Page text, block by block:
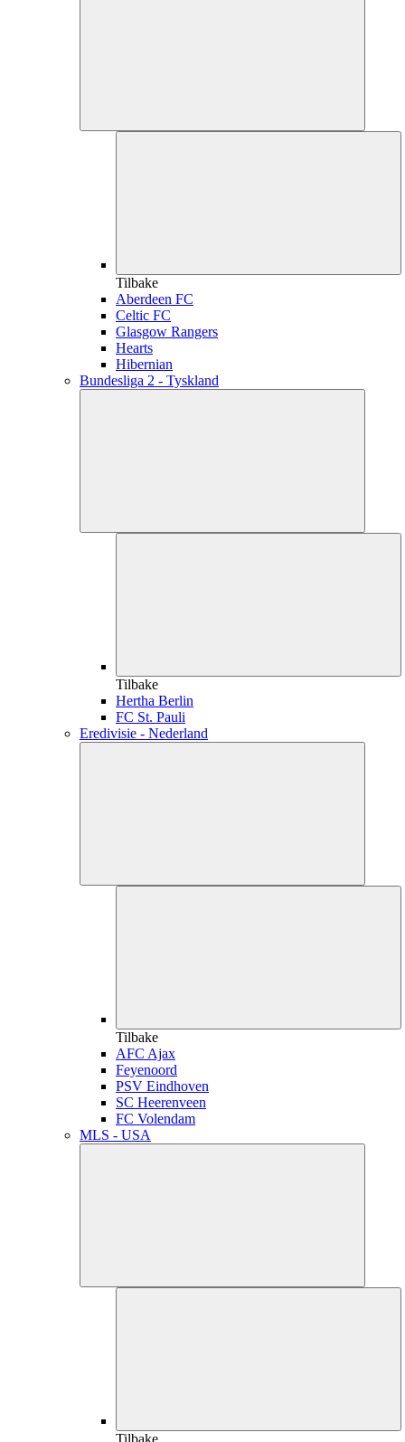
Tilbake
Aberdeen FC
Celtic FC
Glasgow Rangers
Hearts
Hibernian
Bundesliga 2 - Tyskland
Tilbake
Hertha Berlin
FC St. Pauli
Eredivisie - Nederland
Tilbake
AFC Ajax
Feyenoord
PSV Eindhoven
SC Heerenveen
FC Volendam
MLS - USA
Tilbake